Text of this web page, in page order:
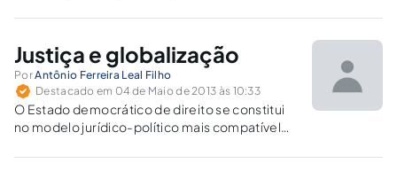
clássico, e bastante amplo, que é a
Justiça e globalização
PorAntônio Ferreira Leal Filho
Destacado em 04 de Maio de 2013 às 10:33
O Estado democrático de direito se constitui
no modelo jurídico-político mais compatível
sociedade global complexa.